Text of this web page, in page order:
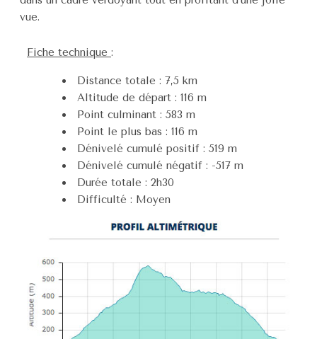
vue.
Fiche technique :
Distance totale : 7,5 km
Altitude de départ : 116 m
Point culminant : 583 m
Point le plus bas : 116 m
Dénivelé cumulé positif : 519 m
Dénivelé cumulé négatif : -517 m
Durée totale : 2h30
Difficulté : Moyen